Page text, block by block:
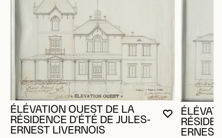
VOUS
FERMER
OUVRIR LA
ÉLÉVATION OUEST DE LA
RÉSIDENCE D'ÉTÉ DE JULES-
ERNEST LIVERNOIS